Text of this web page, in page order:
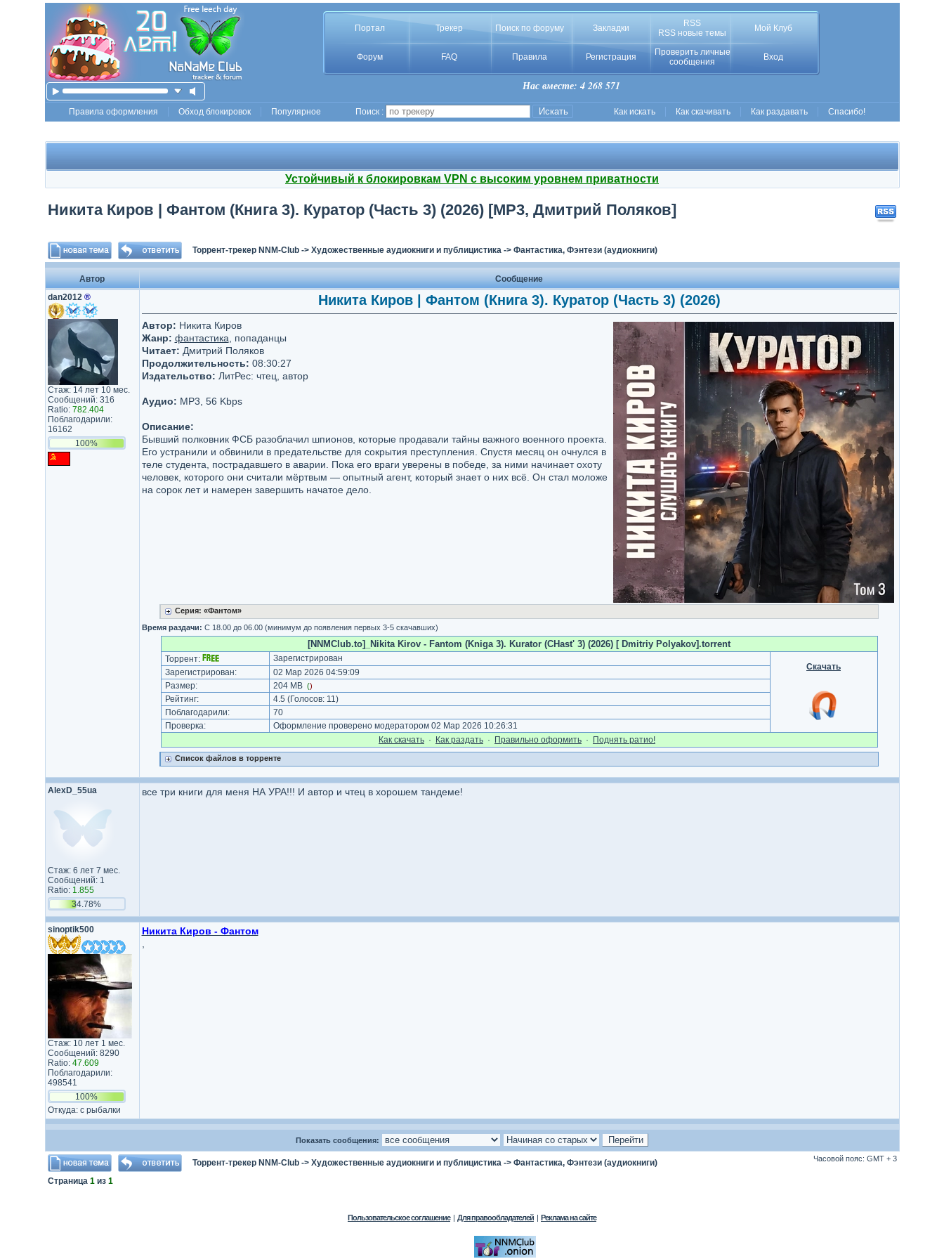
Портал Трекер Поиск по форуму Закладки
RSS
RSS новые темы
Мой Клуб
Форум FAQ Правила Регистрация
Проверить личные
сообщения
Вход
Нас вместе: 4 268 571
Правила оформления Обход блокировок Популярное Поиск : Как искать Как скачивать Как раздавать Спасибо!
Устойчивый к блокировкам VPN с высоким уровнем приватности
Никита Киров | Фантом (Книга 3). Куратор (Часть 3) (2026) [MP3, Дмитрий Поляков]
Торрент-трекер NNM-Club-> Художественные аудиокниги и публицистика-> Фантастика, Фэнтези (аудиокниги)
Автор
Сообщение
dan2012 ®
Стаж: 14 лет 10 мес.
Сообщений: 316
Ratio: 782.404
Поблагодарили:
16162
100%
Никита Киров | Фантом (Книга 3). Куратор (Часть 3) (2026)
Автор: Никита Киров
Жанр: фантастика , попаданцы
Читает: Дмитрий Поляков
Продолжительность: 08:30:27
Издательство: ЛитРес: чтец, автор
Аудио: MP3, 56 Kbps
Описание:
Бывший полковник ФСБ разоблачил шпионов, которые продавали тайны важного военного проекта.
Его устранили и обвинили в предательстве для сокрытия преступления. Спустя месяц он очнулся в
теле студента, пострадавшего в аварии. Пока его враги уверены в победе, за ними начинает охоту
человек, которого они считали мёртвым — опытный агент, который знает о них всё. Он стал моложе
на сорок лет и намерен завершить начатое дело.
Серия: «Фантом»
Время раздачи: С 18.00 до 06.00 (минимум до появления первых 3-5 скачавших)
[NNMClub.to]_Nikita Kirov - Fantom (Kniga 3). Kurator (CHast' 3) (2026) [ Dmitriy Polyakov].torrent
Торрент:
Зарегистрирован
Скачать
Зарегистрирован:
02 Мар 2026 04:59:09
Размер:
204 MB ()
Рейтинг: 4.5 (Голосов: 11)
Поблагодарили:
70
Проверка:
Оформление проверено модератором 02 Мар 2026 10:26:31
Как cкачать · Как раздать · Правильно оформить · Поднять ратио!
Список файлов в торренте
AlexD_55ua
Стаж: 6 лет 7 мес.
Сообщений: 1
Ratio: 1.855
34.78%
все три книги для меня НА УРА!!! И автор и чтец в хорошем тандеме!
sinoptik500
Стаж: 10 лет 1 мес.
Сообщений: 8290
Ratio: 47.609
Поблагодарили:
498541
100%
Откуда: с рыбалки
Никита Киров - Фантом
Показать сообщения:
Торрент-трекер NNM-Club-> Художественные аудиокниги и публицистика-> Фантастика, Фэнтези (аудиокниги) Часовой пояс: GMT + 3
Страница 1из 1
Пользовательское соглашение | Для правообладателей | Реклама на сайте